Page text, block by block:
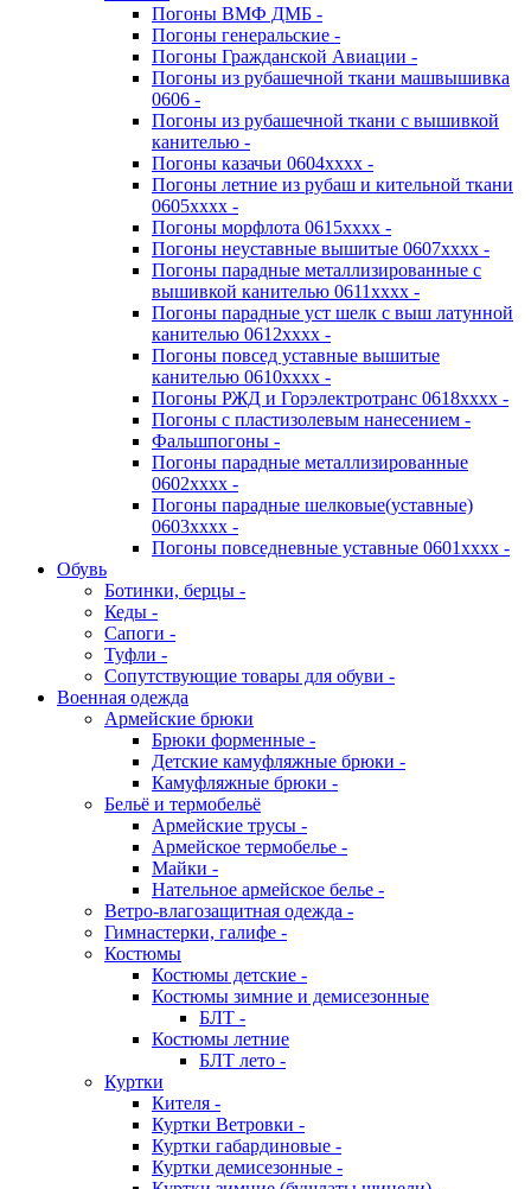
Погоны ВМФ ДМБ -
Погоны генеральские -
Погоны Гражданской Авиации -
Погоны из рубашечной ткани машвышивка
0606 -
Погоны из рубашечной ткани с вышивкой
канителью -
Погоны казачьи 0604хххх -
Погоны летние из рубаш и кительной ткани
0605хххх -
Погоны морфлота 0615хххх -
Погоны неуставные вышитые 0607хххх -
Погоны парадные металлизированные с
вышивкой канителью 0611хххх -
Погоны парадные уст шелк с выш латунной
канителью 0612хххх -
Погоны повсед уставные вышитые
канителью 0610хххх -
Погоны РЖД и Горэлектротранс 0618хххх -
Погоны с пластизолевым нанесением -
Фальшпогоны -
Погоны парадные металлизированные
0602хххх -
Погоны парадные шелковые(уставные)
0603хххх -
Погоны повседневные уставные 0601хххх -
Обувь
Ботинки, берцы -
Кеды -
Сапоги -
Туфли -
Сопутствующие товары для обуви -
Военная одежда
Армейские брюки
Брюки форменные -
Детские камуфляжные брюки -
Камуфляжные брюки -
Бельё и термобельё
Армейские трусы -
Армейское термобелье -
Майки -
Нательное армейское белье -
Ветро-влагозащитная одежда -
Гимнастерки, галифе -
Костюмы
Костюмы детские -
Костюмы зимние и демисезонные
БЛТ -
Костюмы летние
БЛТ лето -
Куртки
Кителя -
Куртки Ветровки -
Куртки габардиновые -
Куртки демисезонные -